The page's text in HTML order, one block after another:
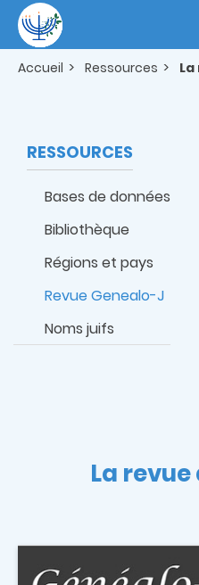
contenu
principal
Accueil Ressources
RESSOURCES
Bases de données
Bibliothèque
Régions et pays
Revue Genealo-J
Noms juifs
La